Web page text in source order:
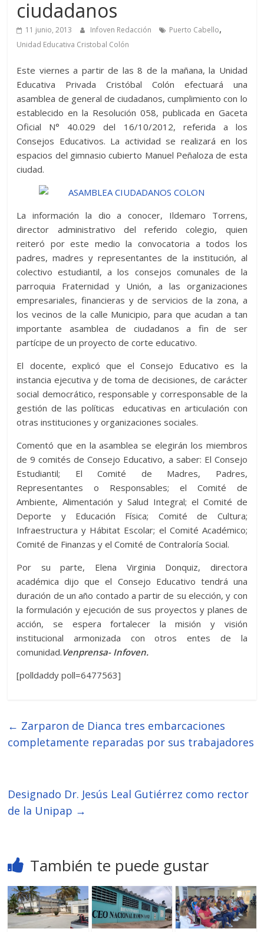
ciudadanos
11 junio, 2013 Infoven Redacción Puerto Cabello,
Unidad Educativa Cristobal Colón
Este viernes a partir de las 8 de la mañana, la Unidad
Educativa Privada Cristóbal Colón efectuará una
asamblea de general de ciudadanos, cumplimiento con lo
establecido en la Resolución 058, publicada en Gaceta
Oficial N° 40.029 del 16/10/2012, referida a los
Consejos Educativos. La actividad se realizará en los
espacios del gimnasio cubierto Manuel Peñaloza de esta
ciudad.
La información la dio a conocer, Ildemaro Torrens,
director administrativo del referido colegio, quien
reiteró por este medio la convocatoria a todos los
padres, madres y representantes de la institución, al
colectivo estudiantil, a los consejos comunales de la
parroquia Fraternidad y Unión, a las organizaciones
empresariales, financieras y de servicios de la zona, a
los vecinos de la calle Municipio, para que acudan a tan
importante asamblea de ciudadanos a fin de ser
partícipe de un proyecto de corte educativo.
El docente, explicó que el Consejo Educativo es la
instancia ejecutiva y de toma de decisiones, de carácter
social democrático, responsable y corresponsable de la
gestión de las políticas educativas en articulación con
otras instituciones y organizaciones sociales.
Comentó que en la asamblea se elegirán los miembros
de 9 comités de Consejo Educativo, a saber: El Consejo
Estudiantil; El Comité de Madres, Padres,
Representantes o Responsables; el Comité de
Ambiente, Alimentación y Salud Integral; el Comité de
Deporte y Educación Física; Comité de Cultura;
Infraestructura y Hábitat Escolar; el Comité Académico;
Comité de Finanzas y el Comité de Contraloría Social.
Por su parte, Elena Virginia Donquiz, directora
académica dijo que el Consejo Educativo tendrá una
duración de un año contado a partir de su elección, y con
la formulación y ejecución de sus proyectos y planes de
acción, se espera fortalecer la misión y visión
institucional armonizada con otros entes de la
comunidad.Venprensa- Infoven.
[polldaddy poll=6477563]
← Zarparon de Dianca tres embarcaciones
completamente reparadas por sus trabajadores
Designado Dr. Jesús Leal Gutiérrez como rector
de la Unipap →
También te puede gustar